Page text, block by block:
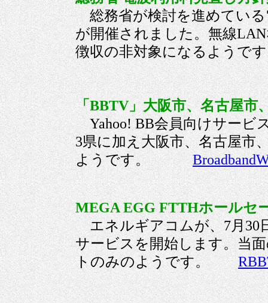
総務省が検討を進めている
が開催されました。無線
徴収の非対象になるよ
「BBTV」大阪市、名古屋
Yahoo! BB会員向けサービ
3県に加え大阪市、名古屋市
ようです。
MEGA EGG FTTHホールセ
エネルギアコムが、7月30
サービスを開始します。当
トのみのようです。